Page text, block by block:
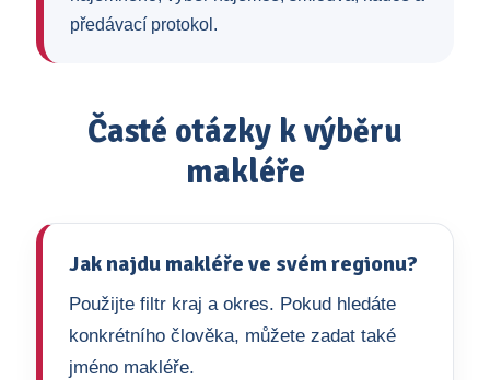
předávací protokol.
Časté otázky k výběru
makléře
Jak najdu makléře ve svém regionu?
Použijte filtr kraj a okres. Pokud hledáte
konkrétního člověka, můžete zadat také
jméno makléře.